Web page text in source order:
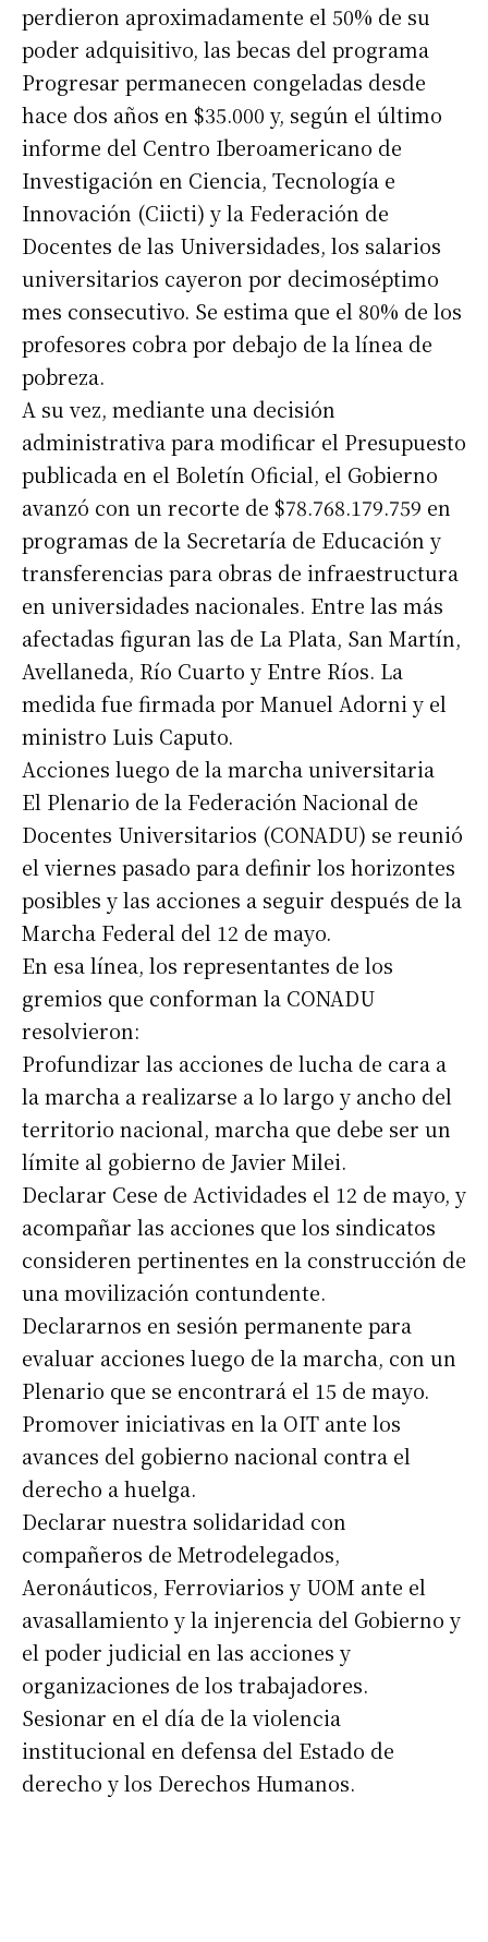
Suscribirme gratis
Dirección de correo electrónico*
Nombre
Apellidos
Número de teléfono
perdieron aproximadamente el 50% de su
poder adquisitivo, las becas del programa
Progresar permanecen congeladas desde
hace dos años en $35.000 y, según el último
informe del Centro Iberoamericano de
Investigación en Ciencia, Tecnología e
Innovación (Ciicti) y la Federación de
Docentes de las Universidades, los salarios
universitarios cayeron por decimoséptimo
mes consecutivo. Se estima que el 80% de los
profesores cobra por debajo de la línea de
pobreza.
A su vez, mediante una decisión
administrativa para modificar el Presupuesto
publicada en el Boletín Oficial, el Gobierno
avanzó con un recorte de $78.768.179.759 en
programas de la Secretaría de Educación y
transferencias para obras de infraestructura
en universidades nacionales. Entre las más
afectadas figuran las de La Plata, San Martín,
Avellaneda, Río Cuarto y Entre Ríos. La
medida fue firmada por Manuel Adorni y el
ministro Luis Caputo.
Acciones luego de la marcha universitaria
El Plenario de la Federación Nacional de
Docentes Universitarios (CONADU) se reunió
el viernes pasado para definir los horizontes
posibles y las acciones a seguir después de la
Marcha Federal del 12 de mayo.
En esa línea, los representantes de los
gremios que conforman la CONADU
resolvieron:
Profundizar las acciones de lucha de cara a
la marcha a realizarse a lo largo y ancho del
territorio nacional, marcha que debe ser un
límite al gobierno de Javier Milei.
Declarar Cese de Actividades el 12 de mayo, y
acompañar las acciones que los sindicatos
consideren pertinentes en la construcción de
una movilización contundente.
Declararnos en sesión permanente para
evaluar acciones luego de la marcha, con un
Plenario que se encontrará el 15 de mayo.
Promover iniciativas en la OIT ante los
avances del gobierno nacional contra el
derecho a huelga.
Declarar nuestra solidaridad con
compañeros de Metrodelegados,
Aeronáuticos, Ferroviarios y UOM ante el
avasallamiento y la injerencia del Gobierno y
el poder judicial en las acciones y
organizaciones de los trabajadores.
Sesionar en el día de la violencia
institucional en defensa del Estado de
derecho y los Derechos Humanos.